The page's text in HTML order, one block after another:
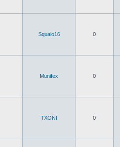
Squalo16 0
Munifex 0
TXONI 0